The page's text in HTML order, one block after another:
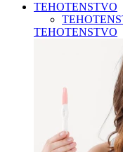
TEHOTENSTVO
TEHOTENSTVO